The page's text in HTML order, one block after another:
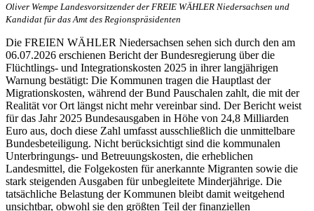
Oliver Wempe Landesvorsitzender der FREIE WÄHLER Niedersachsen und
Kandidat für das Amt des Regionspräsidenten
Die FREIEN WÄHLER Niedersachsen sehen sich durch den am
06.07.2026 erschienen Bericht der Bundesregierung über die
Flüchtlings- und Integrationskosten 2025 in ihrer langjährigen
Warnung bestätigt: Die Kommunen tragen die Hauptlast der
Migrationskosten, während der Bund Pauschalen zahlt, die mit der
Realität vor Ort längst nicht mehr vereinbar sind. Der Bericht weist
für das Jahr 2025 Bundesausgaben in Höhe von 24,8 Milliarden
Euro aus, doch diese Zahl umfasst ausschließlich die unmittelbare
Bundesbeteiligung. Nicht berücksichtigt sind die kommunalen
Unterbringungs- und Betreuungskosten, die erheblichen
Landesmittel, die Folgekosten für anerkannte Migranten sowie die
stark steigenden Ausgaben für unbegleitete Minderjährige. Die
tatsächliche Belastung der Kommunen bleibt damit weitgehend
unsichtbar, obwohl sie den größten Teil der finanziellen